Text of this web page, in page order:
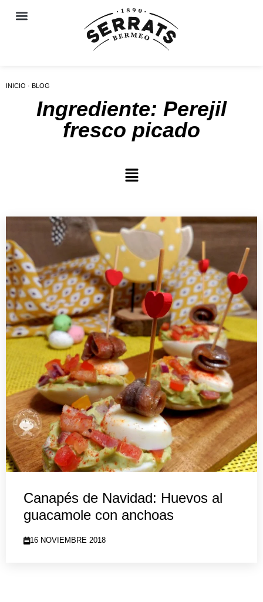
INICIO · BLOG
Ingrediente: Perejil
fresco picado
Canapés de Navidad: Huevos al
guacamole con anchoas
16 NOVIEMBRE 2018